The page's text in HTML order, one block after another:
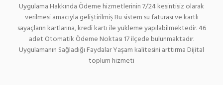
Uygulama Hakkında Ödeme hizmetlerinin 7/24 kesintisiz olarak
verilmesi amacıyla geliştirilmiş Bu sistem su faturası ve kartlı
sayaçların kartlarına, kredi kartı ile yükleme yapılabilmektedir. 46
adet Otomatik Ödeme Noktası 17 ilçede bulunmaktadır.
Uygulamanın Sağladığı Faydalar Yaşam kalitesini arttırma Dijital
toplum hizmeti